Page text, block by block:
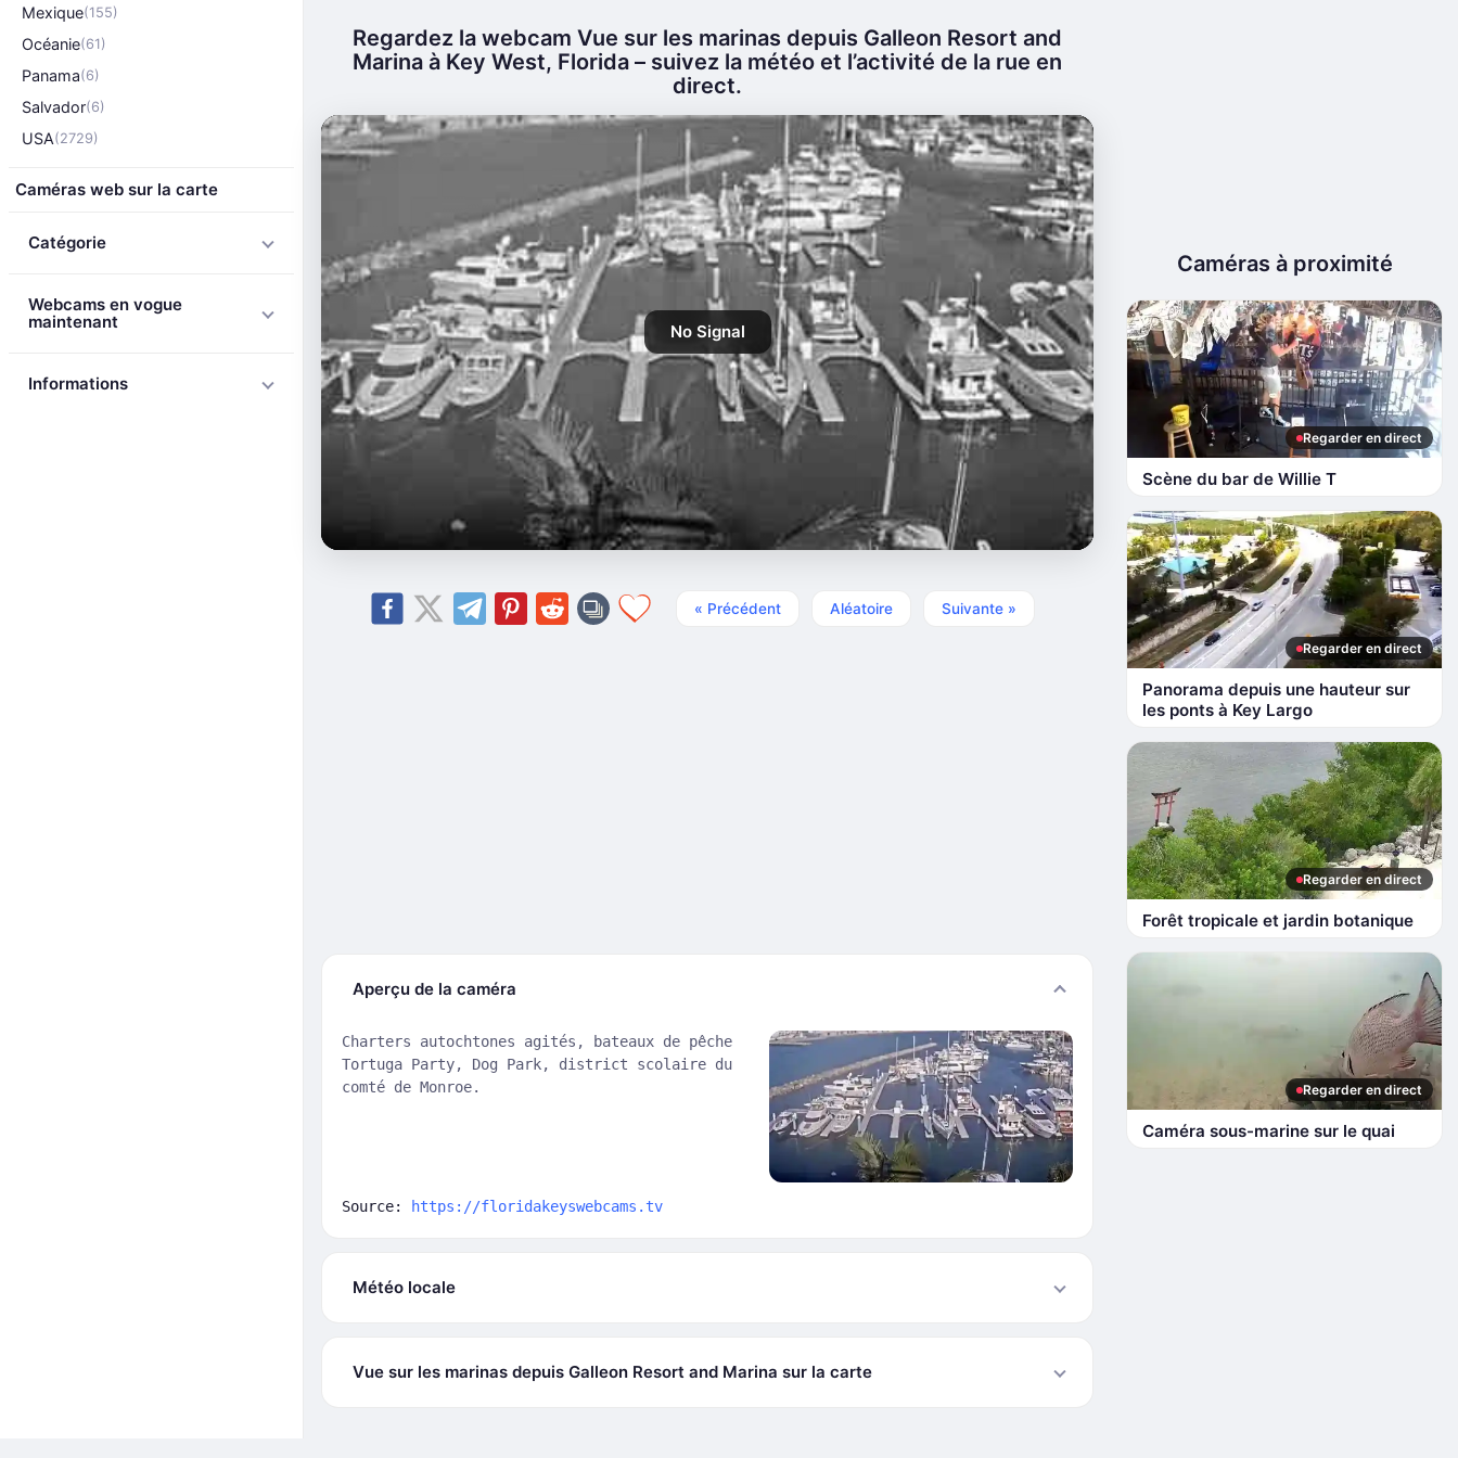
Mexique(155)
Océanie(61)
Panama(6)
Salvador(6)
USA(2729)
Caméras web sur la carte
Catégorie
Webcams en vogue
maintenant
Informations
Regardez la webcam Vue sur les marinas depuis Galleon Resort and
Marina à Key West, Florida – suivez la météo et l’activité de la rue en
direct.
No Signal
« Précédent Aléatoire Suivante »
Aperçu de la caméra
Charters autochtones agités, bateaux de pêche
Tortuga Party, Dog Park, district scolaire du
comté de Monroe.
Source: https://floridakeyswebcams.tv
Météo locale
Vue sur les marinas depuis Galleon Resort and Marina sur la carte
Caméras à proximité
Regarder en direct
Scène du bar de Willie T
Regarder en direct
Panorama depuis une hauteur sur
les ponts à Key Largo
Regarder en direct
Forêt tropicale et jardin botanique
Regarder en direct
Caméra sous-marine sur le quai